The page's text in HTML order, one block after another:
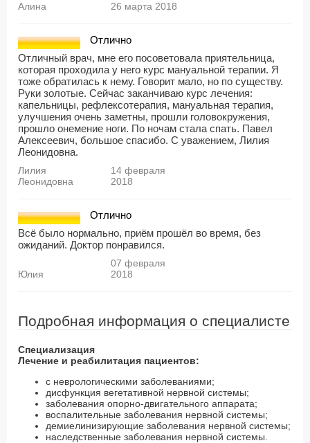
Алина 26 марта 2018
Отлично
Отличный врач, мне его посоветовала приятельница,
которая проходила у него курс мануальной терапии. Я
тоже обратилась к нему. Говорит мало, но по существу.
Руки золотые. Сейчас заканчиваю курс лечения:
капельницы, рефлексотерапия, мануальная терапия,
улучшения очень заметны, прошли головокружения,
прошло онемение ноги. По ночам стала спать. Павел
Алексеевич, большое спасибо. С уважением, Лилия
Леонидовна.
Лилия
Леонидовна
14 февраля
2018
Отлично
Всё было нормально, приём прошёл во время, без
ожиданий. Доктор понравился.
Юлия
07 февраля
2018
Подробная информация о специалисте
Специализация
Лечение и реабилитация пациентов:
с неврологическими заболеваниями;
дисфункция вегетативной нервной системы;
заболевания опорно-двигательного аппарата;
воспалительные заболевания нервной системы;
демиелинизирующие заболевания нервной системы;
наследственные заболевания нервной системы.